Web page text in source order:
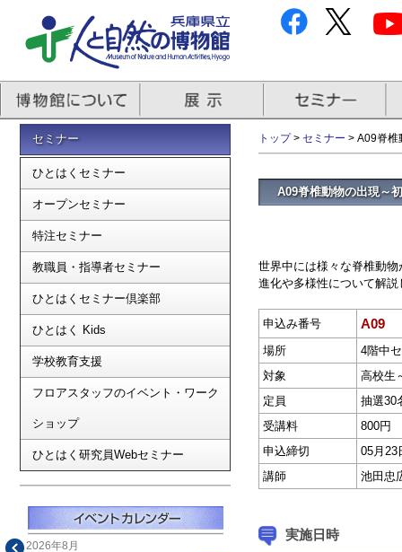
セミナー
ひとはくセミナー
オープンセミナー
特注セミナー
教職員・指導者セミナー
ひとはくセミナー倶楽部
ひとはく Kids
学校教育支援
フロアスタッフのイベント・ワーク
ショップ
ひとはく研究員Webセミナー
2026年8月
トップ> セミナー > A09脊椎
A09脊椎動物の出現～
世界中には様々な脊椎動
進化や多様性について解説
申込み番号 A09
場所
4階中
対象
高校生
定員
抽選30
受講料
800円
申込締切
05月23
講師
池田忠
実施日時